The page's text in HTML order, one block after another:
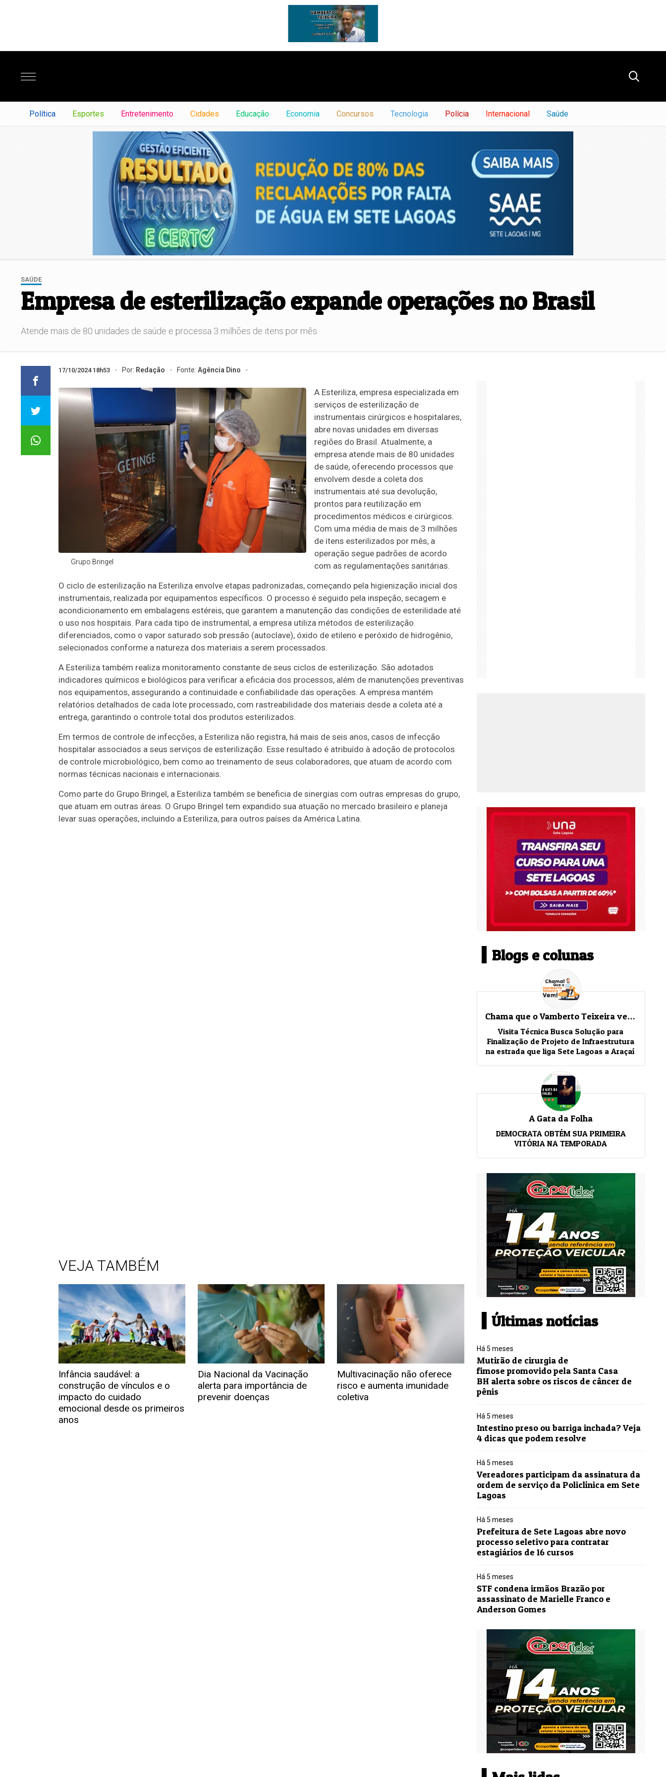
Política Esportes Entretenimento Cidades Educação Economia Concursos Tecnologia Polícia Internacional Saúde
SAÚDE
Empresa de esterilização expande operações no Brasil
Atende mais de 80 unidades de saúde e processa 3 milhões de itens por mês
17/10/2024 18h53 Por: Redação Fonte: Agência Dino
Grupo Bringel
A Esteriliza, empresa especializada em
serviços de esterilização de
instrumentais cirúrgicos e hospitalares,
abre novas unidades em diversas
regiões do Brasil. Atualmente, a
empresa atende mais de 80 unidades
de saúde, oferecendo processos que
envolvem desde a coleta dos
instrumentais até sua devolução,
prontos para reutilização em
procedimentos médicos e cirúrgicos.
Com uma média de mais de 3 milhões
de itens esterilizados por mês, a
operação segue padrões de acordo
com as regulamentações sanitárias.
O ciclo de esterilização na Esteriliza envolve etapas padronizadas, começando pela higienização inicial dos
instrumentais, realizada por equipamentos específicos. O processo é seguido pela inspeção, secagem e
acondicionamento em embalagens estéreis, que garantem a manutenção das condições de esterilidade até
o uso nos hospitais. Para cada tipo de instrumental, a empresa utiliza métodos de esterilização
diferenciados, como o vapor saturado sob pressão (autoclave), óxido de etileno e peróxido de hidrogênio,
selecionados conforme a natureza dos materiais a serem processados.
A Esteriliza também realiza monitoramento constante de seus ciclos de esterilização. São adotados
indicadores químicos e biológicos para verificar a eficácia dos processos, além de manutenções preventivas
nos equipamentos, assegurando a continuidade e confiabilidade das operações. A empresa mantém
relatórios detalhados de cada lote processado, com rastreabilidade dos materiais desde a coleta até a
entrega, garantindo o controle total dos produtos esterilizados.
Em termos de controle de infecções, a Esteriliza não registra, há mais de seis anos, casos de infecção
hospitalar associados a seus serviços de esterilização. Esse resultado é atribuído à adoção de protocolos
de controle microbiológico, bem como ao treinamento de seus colaboradores, que atuam de acordo com
normas técnicas nacionais e internacionais.
Como parte do Grupo Bringel, a Esteriliza também se beneficia de sinergias com outras empresas do grupo,
que atuam em outras áreas. O Grupo Bringel tem expandido sua atuação no mercado brasileiro e planeja
levar suas operações, incluindo a Esteriliza, para outros países da América Latina.
VEJA TAMBÉM
Infância saudável: a
construção de vínculos e o
impacto do cuidado
emocional desde os primeiros
anos
Dia Nacional da Vacinação
alerta para importância de
prevenir doenças
Multivacinação não oferece
risco e aumenta imunidade
coletiva
Blogs e colunas
Chama que o Vamberto Teixeira vem!
Visita Técnica Busca Solução para
Finalização de Projeto de Infraestrutura
na estrada que liga Sete Lagoas a Araçaí
A Gata da Folha
DEMOCRATA OBTÉM SUA PRIMEIRA
VITÓRIA NA TEMPORADA
Últimas notícias
Há 5 meses
Mutirão de cirurgia de
fimose promovido pela Santa Casa
BH alerta sobre os riscos de câncer de
pênis
Há 5 meses
Intestino preso ou barriga inchada? Veja
4 dicas que podem resolve
Há 5 meses
Vereadores participam da assinatura da
ordem de serviço da Policlínica em Sete
Lagoas
Há 5 meses
Prefeitura de Sete Lagoas abre novo
processo seletivo para contratar
estagiários de 16 cursos
Há 5 meses
STF condena irmãos Brazão por
assassinato de Marielle Franco e
Anderson Gomes